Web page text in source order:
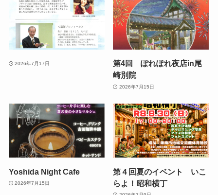
2026年7月17日
第4回 ぽれぽれ夜店in尾
崎別院
2026年7月15日
Yoshida Night Cafe
2026年7月15日
第４回夏のイベント いこ
らよ！昭和横丁